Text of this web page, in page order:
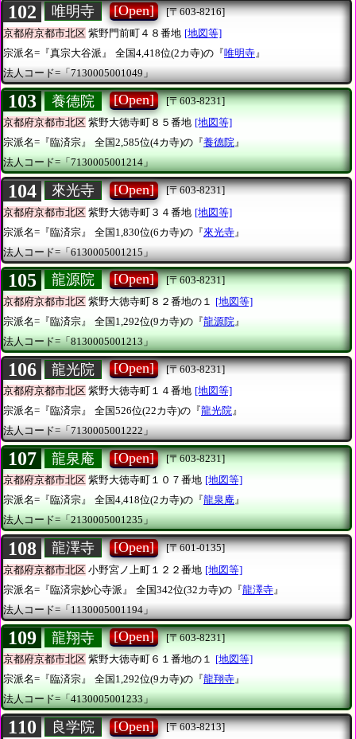
102 唯明寺 [Open]
[〒603-8216]
京都府京都市北区 紫野門前町４８番地 [地図等]
宗派名=『真宗大谷派』
全国4,418位(2カ寺)の『唯明寺 』
法人コード=「7130005001049」
103 養德院 [Open]
[〒603-8231]
京都府京都市北区 紫野大徳寺町８５番地 [地図等]
宗派名=『臨済宗』
全国2,585位(4カ寺)の『養德院』
法人コード=「7130005001214」
104 來光寺 [Open]
[〒603-8231]
京都府京都市北区 紫野大徳寺町３４番地 [地図等]
宗派名=『臨済宗』
全国1,830位(6カ寺)の『來光寺 』
法人コード=「6130005001215」
105 龍源院 [Open]
[〒603-8231]
京都府京都市北区 紫野大徳寺町８２番地の１
[地図等]
宗派名=『臨済宗』
全国1,292位(9カ寺)の『龍源院 』
法人コード=「8130005001213」
106 龍光院 [Open]
[〒603-8231]
京都府京都市北区 紫野大徳寺町１４番地 [地図等]
宗派名=『臨済宗』
全国526位(22カ寺)の『龍光院』
法人コード=「7130005001222」
107 龍泉庵 [Open]
[〒603-8231]
京都府京都市北区 紫野大徳寺町１０７番地 [地図等]
宗派名=『臨済宗』
全国4,418位(2カ寺)の『龍泉庵』
法人コード=「2130005001235」
108 龍澤寺 [Open]
[〒601-0135]
京都府京都市北区 小野宮ノ上町１２２番地 [地図等]
宗派名=『臨済宗妙心寺派』
全国342位(32カ寺)の『龍澤寺 』
法人コード=「1130005001194」
109 龍翔寺 [Open]
[〒603-8231]
京都府京都市北区 紫野大徳寺町６１番地の１ [地図等]
宗派名=『臨済宗』
全国1,292位(9カ寺)の『龍翔寺』
法人コード=「4130005001233」
110 良学院 [Open]
[〒603-8213]